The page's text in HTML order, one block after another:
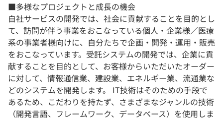
■多様なプロジェクトと成長の機会
自社サービスの開発では、社会に貢献することを目的とし
て、訪問が伴う事業をおこなっている個人・企業様／医療
系の事業者様向けに、自分たちで企画・開発・運用・販売
をおこなっています。受託システムの開発では、企業に貢
献することを目的として、お客様からいただいたオーダー
に対して、情報通信業、建設業、エネルギー業、流通業な
どのシステムを開発します。 IT技術はそのための手段で
あるため、こだわりを持たず、さまざまなジャンルの技術
（開発言語、フレームワーク、データベース）を使用しま